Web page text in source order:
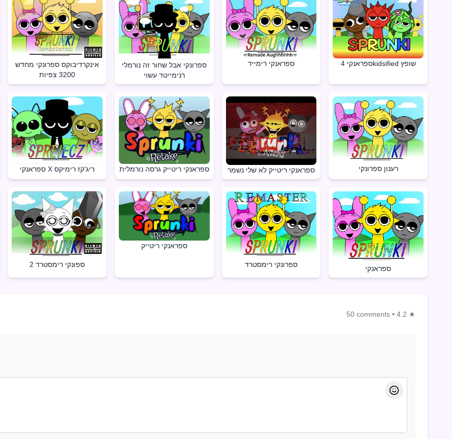
אינקרדיבוקס ספרונקי מחדש
3200 צפיות
ספרונקי אבל שחור זה נורמלי
רנימייטד עשוי
ספראנקי רימייד ספראנקי 4kidsified שופץ
ספראנקי X ריג'קז רימיקס ספראנקי ריטייק גרסה נורמלית ספראנקי ריטייק לא שלי נשמר רענון ספרונקי
ספונקי רימסטרד 2
ספראנקי ריטייק
ספרונקי רימסטרד ספראנקי
50 comments • 4.2 ★